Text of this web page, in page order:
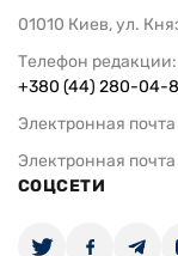
01010 Киев, ул.
Телефон редакции:
+380 (44) 280-04-
Электронная
Электронная
СОЦСЕТИ